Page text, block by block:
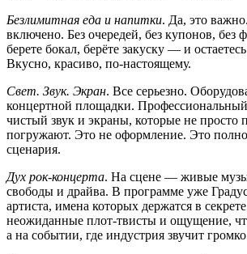
Безлимитная еда и напитки. Да, это
включено. Без очередей, без купонов, без
берете бокал, берёте закуску — и
Вкусно, красиво, по-настоящему.
Свет. Звук. Экран. Все серьезно.
концертной площадки. Профессиональный
чистый звук и экраны, которые не
погружают. Это не оформление. Это
сценария.
Дух рок-концерта. На сцене — живые
свободы и драйва. В программе уже
артиста, имена которых держатся в
неожиданные плот-твисты и ощущение,
а на событии, где индустрия звучит